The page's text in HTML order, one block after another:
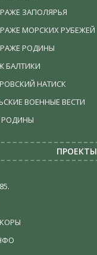
ЗАПОЛЯРЬЯ
МОРСКИХ РУБЕЖЕЙ
РОДИНЫ
БАЛТИКИ
НАТИСК
ВОЕННЫЕ ВЕСТИ
РОДИНЫ
ПРОЕКТЫ